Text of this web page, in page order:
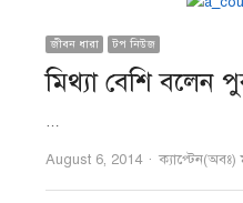
জীবন ধারা টপ নিউজ
মিথ্যা বেশি বলেন
…
August 6, 2014 Author